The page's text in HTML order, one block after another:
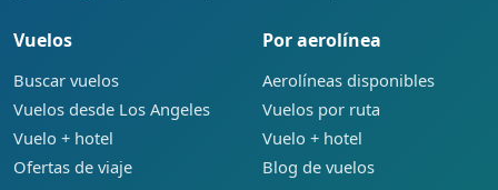
Vuelos
Buscar vuelos
Vuelos desde Los Angeles
Vuelo + hotel
Ofertas de viaje
Por aerolínea
Aerolíneas disponibles
Vuelos por ruta
Vuelo + hotel
Blog de vuelos